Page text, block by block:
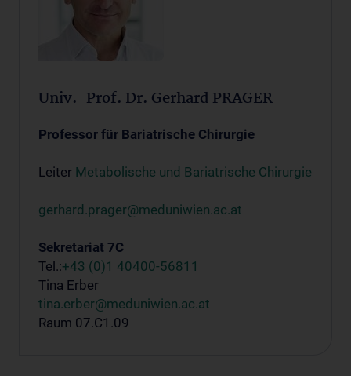
Univ.-Prof. Dr. Gerhard PRAGER
Professor für Bariatrische Chirurgie
Leiter Metabolische und Bariatrische Chirurgie
gerhard.prager@meduniwien.ac.at
Sekretariat 7C
Tel.:+43 (0)1 40400-56811
Tina Erber
tina.erber@meduniwien.ac.at
Raum 07.C1.09